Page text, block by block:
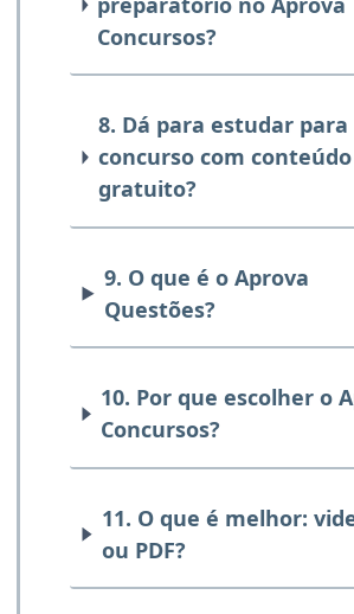
Concursos?
8. Dá para estudar para
concurso com conteúdo
gratuito?
9. O que é o Aprova
Questões?
10. Por que escolher o
Concursos?
11. O que é melhor:
ou PDF?